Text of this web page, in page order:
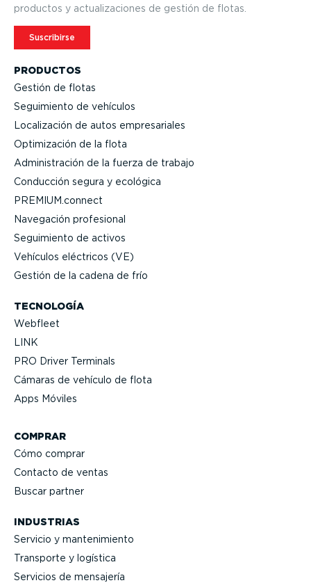
PRODUCTOS
Gestión de flotas
Seguimiento de vehículos
Locali­zación de autos empre­sa­riales
Optimi­zación de la flota
Adminis­tración de la fuerza de trabajo
Conducción segura y ecológica
PREMIUM.connect
Navegación profesional
Seguimiento de activos
Vehículos eléctricos (VE)
Gestión de la cadena de frío
TECNOLOGÍA
Webfleet
LINK
PRO Driver Terminals
Cámaras de vehículo de flota
Apps Móviles
COMPRAR
Cómo comprar
Contacto de ventas
Buscar partner
INDUSTRIAS
Servicio y mante­ni­miento
Transporte y logística
Servicios de mensajería
productos y actua­li­za­ciones de gestión de flotas.
Suscribirse